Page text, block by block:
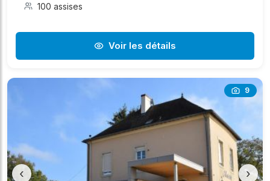
100 assises
Voir les détails
9
‹ ›